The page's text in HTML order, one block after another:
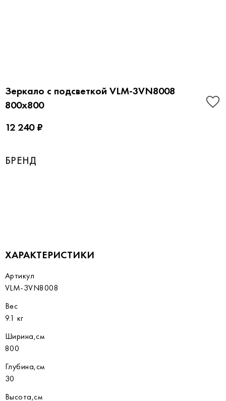
Зеркало с подсветкой VLM-3VN8008
800х800
12 240 ₽
БРЕНД
ХАРАКТЕРИСТИКИ
Артикул
VLM-3VN8008
Вес
9.1 кг
Ширина,см
800
Глубина,см
30
Высота,см